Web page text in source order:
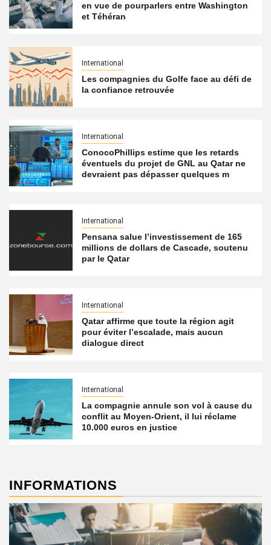
en vue de pourparlers entre Washington
et Téhéran
International
Les compagnies du Golfe face au défi de
la confiance retrouvée
International
ConocoPhillips estime que les retards
éventuels du projet de GNL au Qatar ne
devraient pas dépasser quelques m
International
Pensana salue l’investissement de 165
millions de dollars de Cascade, soutenu
par le Qatar
International
Qatar affirme que toute la région agit
pour éviter l’escalade, mais aucun
dialogue direct
International
La compagnie annule son vol à cause du
conflit au Moyen-Orient, il lui réclame
10.000 euros en justice
INFORMATIONS